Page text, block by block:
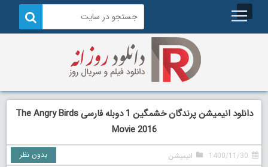
دانلود انیمیشن پرندگان خشمگین 1 دوبله فارسی The Angry Birds
Movie 2016
1400/11/30 انیمیشن بدون نظر